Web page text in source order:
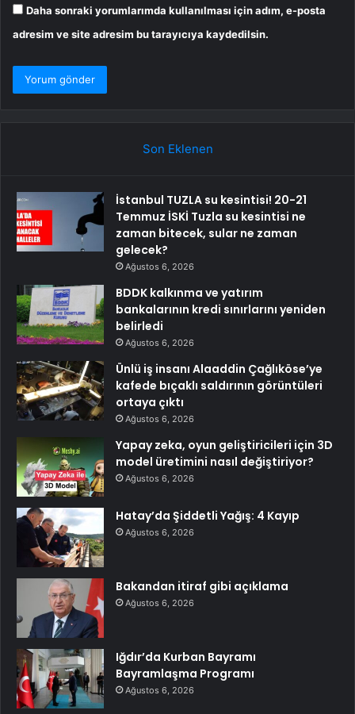
Daha sonraki yorumlarımda kullanılması için adım, e-posta
adresim ve site adresim bu tarayıcıya kaydedilsin.
Son Eklenen
İstanbul TUZLA su kesintisi! 20-21
Temmuz İSKİ Tuzla su kesintisi ne
zaman bitecek, sular ne zaman
gelecek?
Ağustos 6, 2026
BDDK kalkınma ve yatırım
bankalarının kredi sınırlarını yeniden
belirledi
Ağustos 6, 2026
Ünlü iş insanı Alaaddin Çağlıköse’ye
kafede bıçaklı saldırının görüntüleri
ortaya çıktı
Ağustos 6, 2026
Yapay zeka, oyun geliştiricileri için 3D
model üretimini nasıl değiştiriyor?
Ağustos 6, 2026
Hatay’da Şiddetli Yağış: 4 Kayıp
Ağustos 6, 2026
Bakandan itiraf gibi açıklama
Ağustos 6, 2026
Iğdır’da Kurban Bayramı
Bayramlaşma Programı
Ağustos 6, 2026